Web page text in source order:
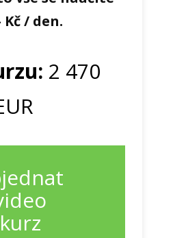
Kč / den.
2 470
kurz